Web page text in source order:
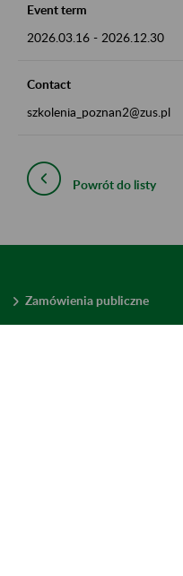
Event term
2026.03.16 - 2026.12.30
Contact
szkolenia_poznan2@zus.pl
Powrót do listy
Zamówienia publiczne